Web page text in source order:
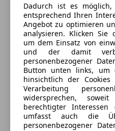
Farbe und
Außenfarbe
Farbe laut Hersteller
Farbe der
Innenausstattung
Dadurch ist es möglich,
entsprechend Ihren
Angebot zu optimieren
analysieren. Klicken
um dem Einsatz von
und der damit
personenbezogener
Button unten links, um
hinsichtlich der
Verarbeitung
widersprechen,
berechtigter
umfasst auch die
personenbezogener